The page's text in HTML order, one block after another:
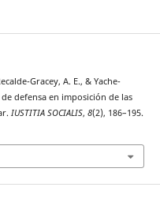
Gracey, A. E., & Yache-
defensa en imposición de las
IUSTITIA SOCIALIS, 8(2), 186–195.